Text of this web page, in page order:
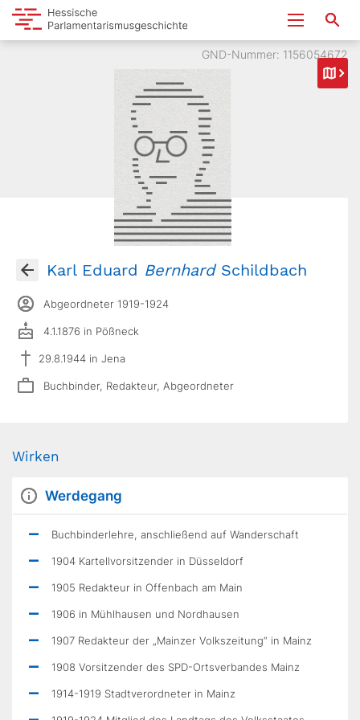
GND-Nummer: 1156054672
Karl Eduard BernhardSchildbach
Abgeordneter 1919-1924
4.1.1876 in Pößneck
29.8.1944 in Jena
Buchbinder, Redakteur, Abgeordneter
Wirken
Werdegang
Buchbinderlehre, anschließend auf Wanderschaft
1904 Kartellvorsitzender in Düsseldorf
1905 Redakteur in Offenbach am Main
1906 in Mühlhausen und Nordhausen
1907 Redakteur der „Mainzer Volkszeitung“ in Mainz
1908 Vorsitzender des SPD-Ortsverbandes Mainz
1914-1919 Stadtverordneter in Mainz